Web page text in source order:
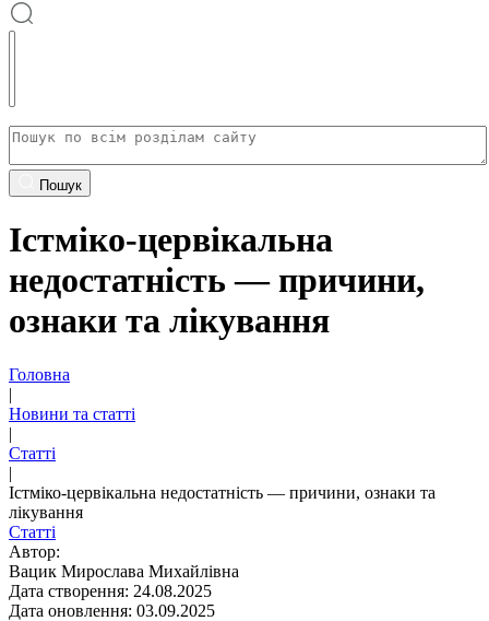
Пошук
Істміко-цервікальна
недостатність — причини,
ознаки та лікування
Головна
|
Новини та статті
|
Статті
|
Істміко-цервікальна недостатність — причини, ознаки та
лікування
Статті
Автор:
Вацик Мирослава Михайлівна
Дата створення: 24.08.2025
Дата оновлення: 03.09.2025